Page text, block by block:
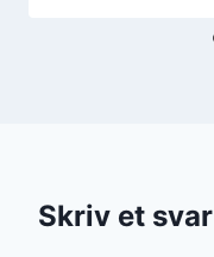
Skriv et svar